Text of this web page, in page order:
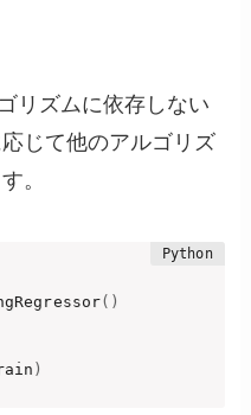
リズムに依存しない
じて他のアルゴリズ
。
( )
)